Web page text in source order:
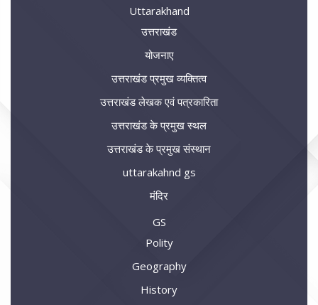
Uttarakhand
उत्तराखंड
योजनाए
उत्तराखंड प्रमुख व्यक्तित्व
उत्तराखंड लेखक एवं पत्रकारिता
उत्तराखंड के प्रमुख स्थल
उत्तराखंड के प्रमुख संस्थान
uttarakahnd gs
मंदिर
GS
Polity
Geography
History